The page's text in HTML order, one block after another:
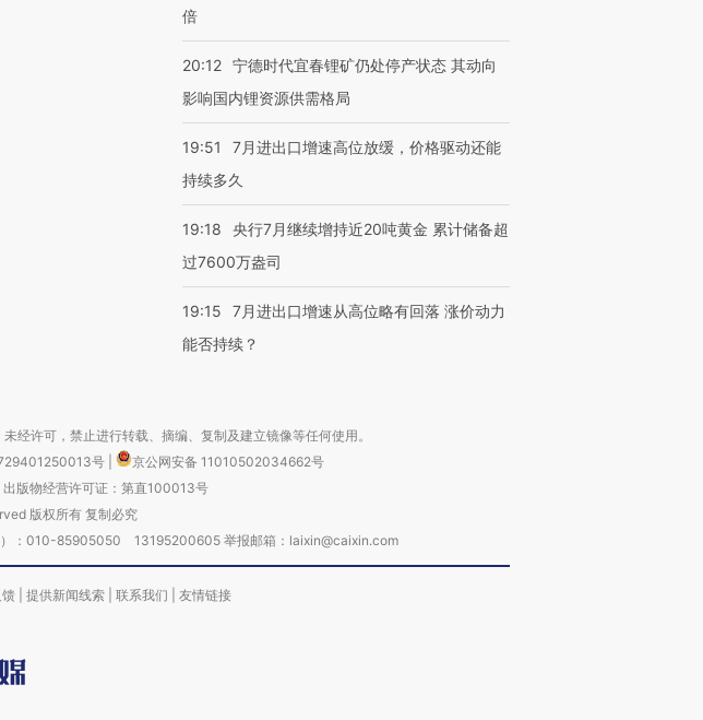
倍
20:12 宁德时代宜春锂矿仍处停产状态 其动向
影响国内锂资源供需格局
19:51
7月进出口增速高位放缓，价格驱动还能
持续多久
19:18
央行7月继续增持近20吨黄金 累计储备超
过7600万盎司
19:15
7月进出口增速从高位略有回落 涨价动力
能否持续？
经许可，禁止进行转载、摘编、复制及建立镜像等任何使用。
号
京公网安备 11010502034662号
出版物经营许可证：第直100013号
版权所有 复制必究
）：010-85905050 13195200605 举报邮箱：laixin@caixin.com
提供新闻线索 联系我们 友情链接